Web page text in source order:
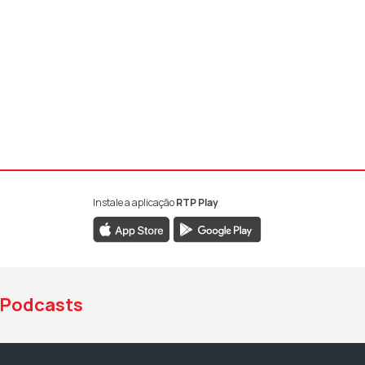
da RTP Antena 1
da RTP Antena 1
YouTube da RTP Antena 1
Instale a aplicaçãoRTP Play
Podcasts